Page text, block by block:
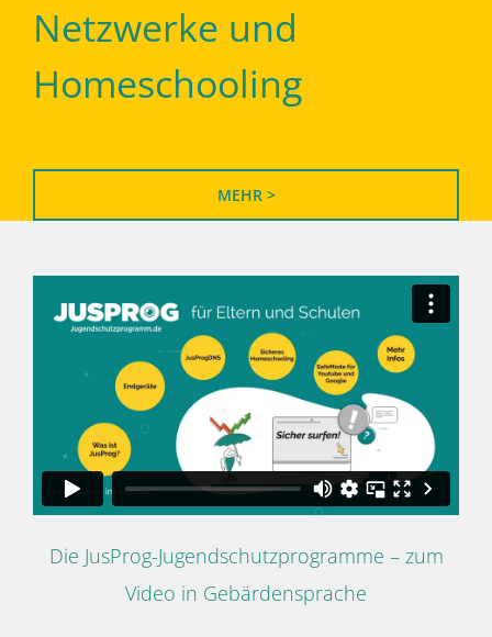
Netzwerke und
Homeschooling
MEHR >
Die JusProg-Jugendschutzprogramme – zum
Video in Gebärdensprache